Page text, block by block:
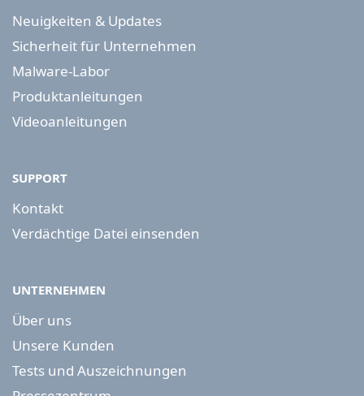
Neuigkeiten & Updates
Sicherheit für Unternehmen
Malware-Labor
Produktanleitungen
Videoanleitungen
SUPPORT
Kontakt
Verdächtige Datei einsenden
UNTERNEHMEN
Über uns
Unsere Kunden
Tests und Auszeichnungen